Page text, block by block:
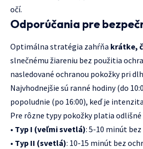
očí.
Odporúčania pre
Optimálna stratégia zahŕňa krátke,
slnečnému žiareniu bez použitia
nasledované ochranou pokožky pri
Najvhodnejšie sú ranné hodiny (do
popoludnie (po 16:00), keď je
Pre rôzne typy pokožky platia odlišné
• Typ I (veľmi svetlá): 5-10 minút
• Typ II (svetlá): 10-15 minút bez